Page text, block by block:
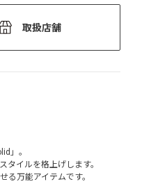
取扱店舗
」。
タイルを格上げします。
る万能アイテムです。